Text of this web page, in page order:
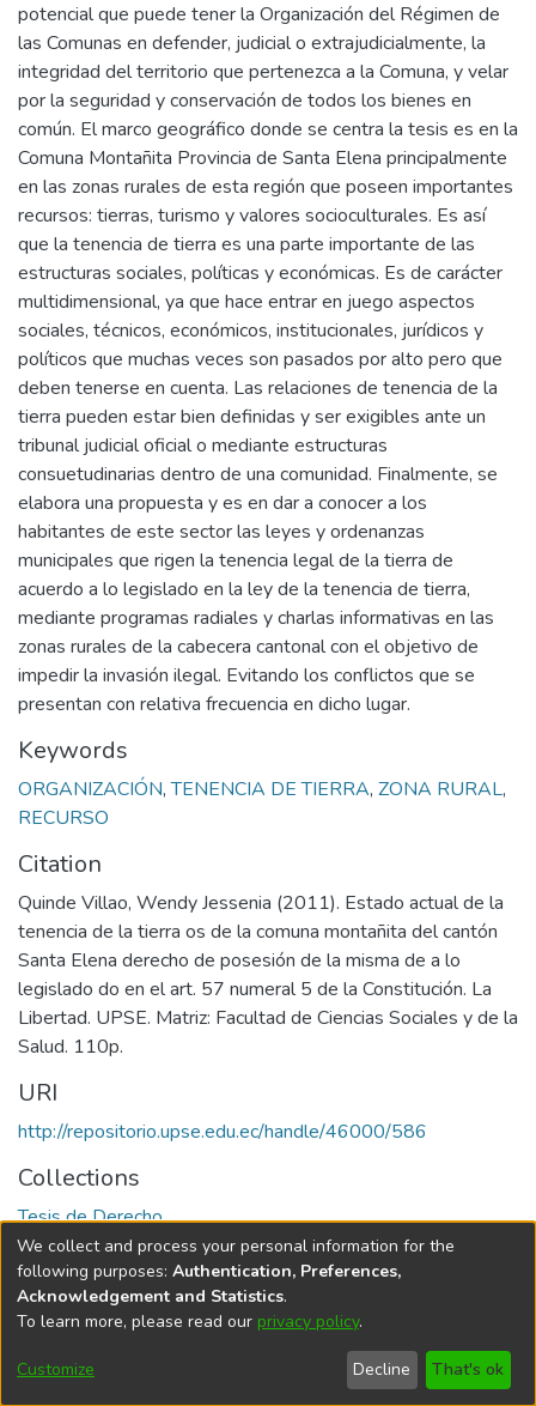
potencial que puede tener la Organización del Régimen de
las Comunas en defender, judicial o extrajudicialmente, la
integridad del territorio que pertenezca a la Comuna, y velar
por la seguridad y conservación de todos los bienes en
común. El marco geográfico donde se centra la tesis es en la
Comuna Montañita Provincia de Santa Elena principalmente
en las zonas rurales de esta región que poseen importantes
recursos: tierras, turismo y valores socioculturales. Es así
que la tenencia de tierra es una parte importante de las
estructuras sociales, políticas y económicas. Es de carácter
multidimensional, ya que hace entrar en juego aspectos
sociales, técnicos, económicos, institucionales, jurídicos y
políticos que muchas veces son pasados por alto pero que
deben tenerse en cuenta. Las relaciones de tenencia de la
tierra pueden estar bien definidas y ser exigibles ante un
tribunal judicial oficial o mediante estructuras
consuetudinarias dentro de una comunidad. Finalmente, se
elabora una propuesta y es en dar a conocer a los
habitantes de este sector las leyes y ordenanzas
municipales que rigen la tenencia legal de la tierra de
acuerdo a lo legislado en la ley de la tenencia de tierra,
mediante programas radiales y charlas informativas en las
zonas rurales de la cabecera cantonal con el objetivo de
impedir la invasión ilegal. Evitando los conflictos que se
presentan con relativa frecuencia en dicho lugar.
Keywords
ORGANIZACIÓN,TENENCIA DE TIERRA, ZONA RURAL,
RECURSO
Citation
Quinde Villao, Wendy Jessenia (2011). Estado actual de la
tenencia de la tierra os de la comuna montañita del cantón
Santa Elena derecho de posesión de la misma de a lo
legislado do en el art. 57 numeral 5 de la Constitución. La
Libertad. UPSE. Matriz: Facultad de Ciencias Sociales y de la
Salud. 110p.
URI
http://repositorio.upse.edu.ec/handle/46000/586
Collections
Tesis de Derecho
Full item page
DSpace softwarecopyright © 2002-2026
Cookie
End User
Agreement
Send
Feedback
We collect and process your personal information for the
following purposes: Authentication, Preferences,
Acknowledgement and Statistics.
To learn more, please read our privacy policy.
Customize Decline That's ok